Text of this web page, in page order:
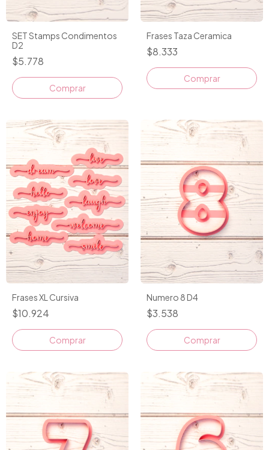
SET Stamps Condimentos
D2
$5.778
Frases Taza Ceramica
$8.333
Frases XL Cursiva
$10.924
Comprar
Numero 8 D4
$3.538
Comprar